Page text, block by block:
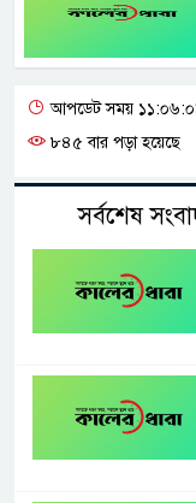
আপডেট সময় ১১:০৬:০৯
৮৪৫ বার পড়া হয়েছে
সর্বশেষ